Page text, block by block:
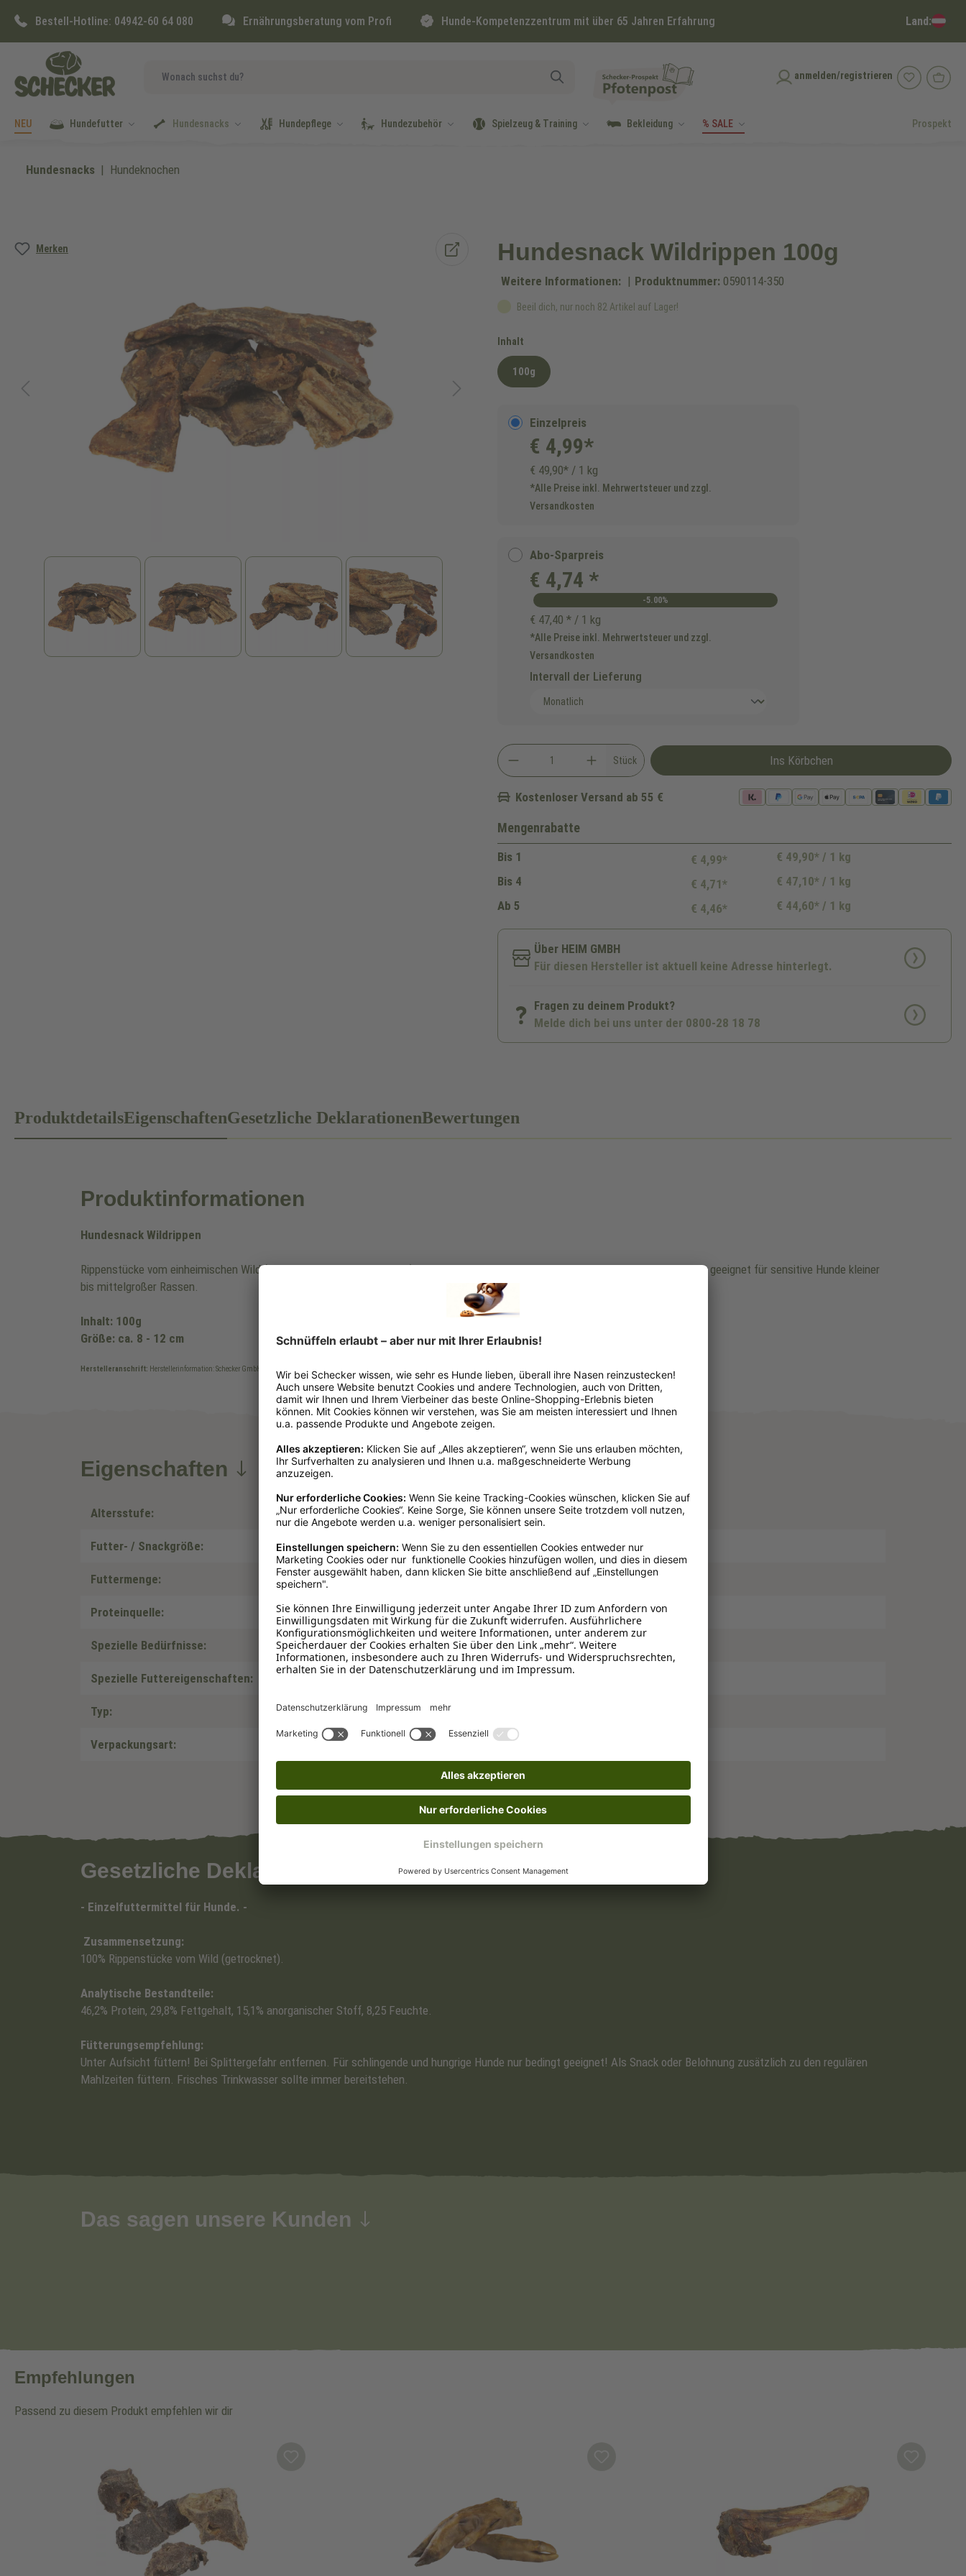
Zur Hauptnavigation springen
Bestell-Hotline: 04942-60 64 080 Ernährungsberatung vom Profi Hunde-Kompetenzzentrum mit über 65 Jahren Erfahrung Land:
anmelden/registrieren
NEU Hundefutter Hundesnacks Hundepflege Hundezubehör Spielzeug & Training Bekleidung % SALE Prospekt
Hundesnacks Hundeknochen
Merken
Bildergalerie überspringen Hundesnack Wildrippen 100g
Weitere Informationen: | Produktnummer: 0590114-350
Beeil dich, nur noch 82 Artikel auf Lager!
Inhalt
100g
Einzelpreis
€ 4,99*
€ 49,90* / 1 kg
*Alle Preise inkl. Mehrwertsteuer und zzgl.
Versandkosten
Abo-Sparpreis
€ 4,74 *
-5.00%
€ 47,40 * / 1 kg
*Alle Preise inkl. Mehrwertsteuer und zzgl.
Versandkosten
Intervall der Lieferung
Stück Ins Körbchen
Kostenloser Versand ab 55 €
Mengenrabatte
Bis 1 € 4,99*
€ 49,90* / 1 kg
Bis 4 € 4,71*
€ 47,10* / 1 kg
Ab 5 € 4,46* € 44,60* / 1 kg
Über HEIM GMBH
Für diesen Hersteller ist aktuell keine Adresse hinterlegt.
Fragen zu deinem Produkt?
Melde dich bei uns unter der 0800-28 18 78
ProduktdetailsEigenschaftenGesetzliche DeklarationenBewertungen
Produktinformationen
Hundesnack Wildrippen
Rippenstücke vom einheimischen Wild (z. B. Reh, Hirsch, Wildschwein). Feine Knabberstücke aus Knochen, Knorpel und Fleisch. Gut geeignet für sensitive Hunde kleiner
bis mittelgroßer Rassen.
Inhalt: 100g
Größe: ca. 8 - 12 cm
Herstelleranschrift: Herstellerinformation: Schecker GmbH, Ostvictorburer Strasse 109, DE-26624, Südbrookmerland, info@schecker.de
Eigenschaften
Altersstufe: Adult
Futter- / Snackgröße: 5 - 10 cm, 10 - 15 cm
Futtermenge: 100g
Proteinquelle: Wild
Spezielle Bedürfnisse: Beruhigung
Spezielle Futtereigenschaften: Getreidefrei
Typ:
Verpackungsart: Kunststoff
Gesetzliche Deklaration
- Einzelfuttermittel für Hunde. -
Zusammensetzung:
100% Rippenstücke vom Wild (getrocknet).
Analytische Bestandteile:
46,2% Protein, 29,8% Fettgehalt, 15,1% anorganischer Stoff, 8,25 Feuchte.
Fütterungsempfehlung:
Unter Aufsicht füttern! Bei Splittergefahr entfernen. Für schlingende und hungrige Hunde nur bedingt geeignet! Als Snack oder Belohnung zusätzlich zu den regulären
Mahlzeiten füttern. Frisches Trinkwasser sollte immer bereitstehen.
Das sagen unsere Kunden
Empfehlungen
Passend zu diesem Produkt empfehlen wir dir